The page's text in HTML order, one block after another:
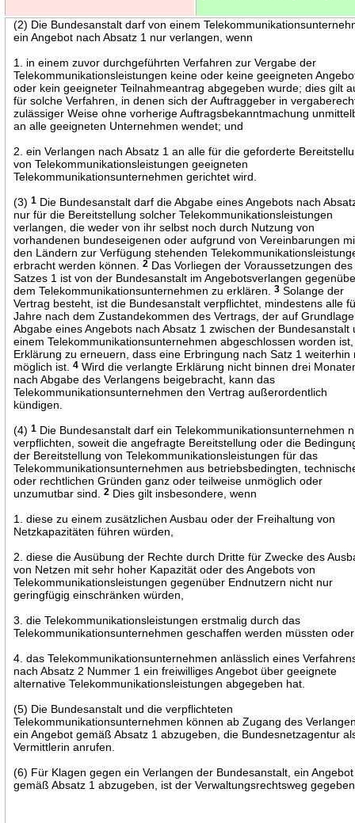
(2) Die Bundesanstalt darf von einem
ein Angebot nach Absatz 1 nur verlangen, wenn
1. in einem zuvor durchgeführten Verfahren zur Vergabe der
Telekommunikationsleistungen keine oder keine geeigneten
oder kein geeigneter Teilnahmeantrag abgegeben wurde; dies gilt
für solche Verfahren, in denen sich der Auftraggeber in
zulässiger Weise ohne vorherige Auftragsbekanntmachung
an alle geeigneten Unternehmen wendet; und
2. ein Verlangen nach Absatz 1 an alle für die geforderte
von Telekommunikationsleistungen geeigneten
Telekommunikationsunternehmen gerichtet wird.
(3)1 Die Bundesanstalt darf die Abgabe eines Angebots nach
nur für die Bereitstellung solcher Telekommunikationsleistungen
verlangen, die weder von ihr selbst noch durch Nutzung von
vorhandenen bundeseigenen oder aufgrund von Vereinbarungen
den Ländern zur Verfügung stehenden
erbracht werden können.2 Das Vorliegen der Voraussetzungen des
Satzes 1 ist von der Bundesanstalt im Angebotsverlangen
dem Telekommunikationsunternehmen zu erklären.3 Solange der
Vertrag besteht, ist die Bundesanstalt verpflichtet, mindestens alle
Jahre nach dem Zustandekommen des Vertrags, der auf
Abgabe eines Angebots nach Absatz 1 zwischen der Bundesanstalt
einem Telekommunikationsunternehmen abgeschlossen worden
Erklärung zu erneuern, dass eine Erbringung nach Satz 1 weiterhin
möglich ist.4 Wird die verlangte Erklärung nicht binnen drei
nach Abgabe des Verlangens beigebracht, kann das
Telekommunikationsunternehmen den Vertrag außerordentlich
kündigen.
(4)1 Die Bundesanstalt darf ein Telekommunikationsunternehmen
verpflichten, soweit die angefragte Bereitstellung oder die
der Bereitstellung von Telekommunikationsleistungen für das
Telekommunikationsunternehmen aus betriebsbedingten,
oder rechtlichen Gründen ganz oder teilweise unmöglich oder
unzumutbar sind.2 Dies gilt insbesondere, wenn
1. diese zu einem zusätzlichen Ausbau oder der Freihaltung von
Netzkapazitäten führen würden,
2. diese die Ausübung der Rechte durch Dritte für Zwecke des
von Netzen mit sehr hoher Kapazität oder des Angebots von
Telekommunikationsleistungen gegenüber Endnutzern nicht nur
geringfügig einschränken würden,
3. die Telekommunikationsleistungen erstmalig durch das
Telekommunikationsunternehmen geschaffen werden müssten oder
4. das Telekommunikationsunternehmen anlässlich eines
nach Absatz 2 Nummer 1 ein freiwilliges Angebot über geeignete
alternative Telekommunikationsleistungen abgegeben hat.
(5) Die Bundesanstalt und die verpflichteten
Telekommunikationsunternehmen können ab Zugang des
ein Angebot gemäß Absatz 1 abzugeben, die Bundesnetzagentur
Vermittlerin anrufen.
(6) Für Klagen gegen ein Verlangen der Bundesanstalt, ein Angebot
gemäß Absatz 1 abzugeben, ist der Verwaltungsrechtsweg